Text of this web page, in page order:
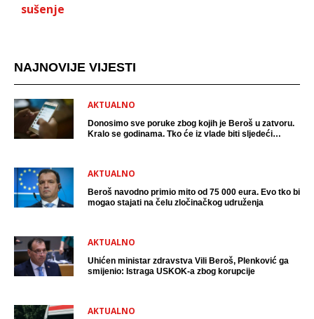
sušenje
NAJNOVIJE VIJESTI
AKTUALNO
Donosimo sve poruke zbog kojih je Beroš u zatvoru.
Kralo se godinama. Tko će iz vlade biti sljedeći
AKTUALNO
Beroš navodno primio mito od 75 000 eura. Evo tko bi
mogao stajati na čelu zločinačkog udruženja
AKTUALNO
Uhićen ministar zdravstva Vili Beroš, Plenković ga
smijenio: Istraga USKOK-a zbog korupcije
AKTUALNO